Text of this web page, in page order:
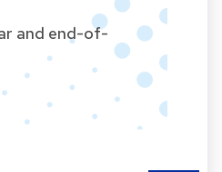
and end-of-